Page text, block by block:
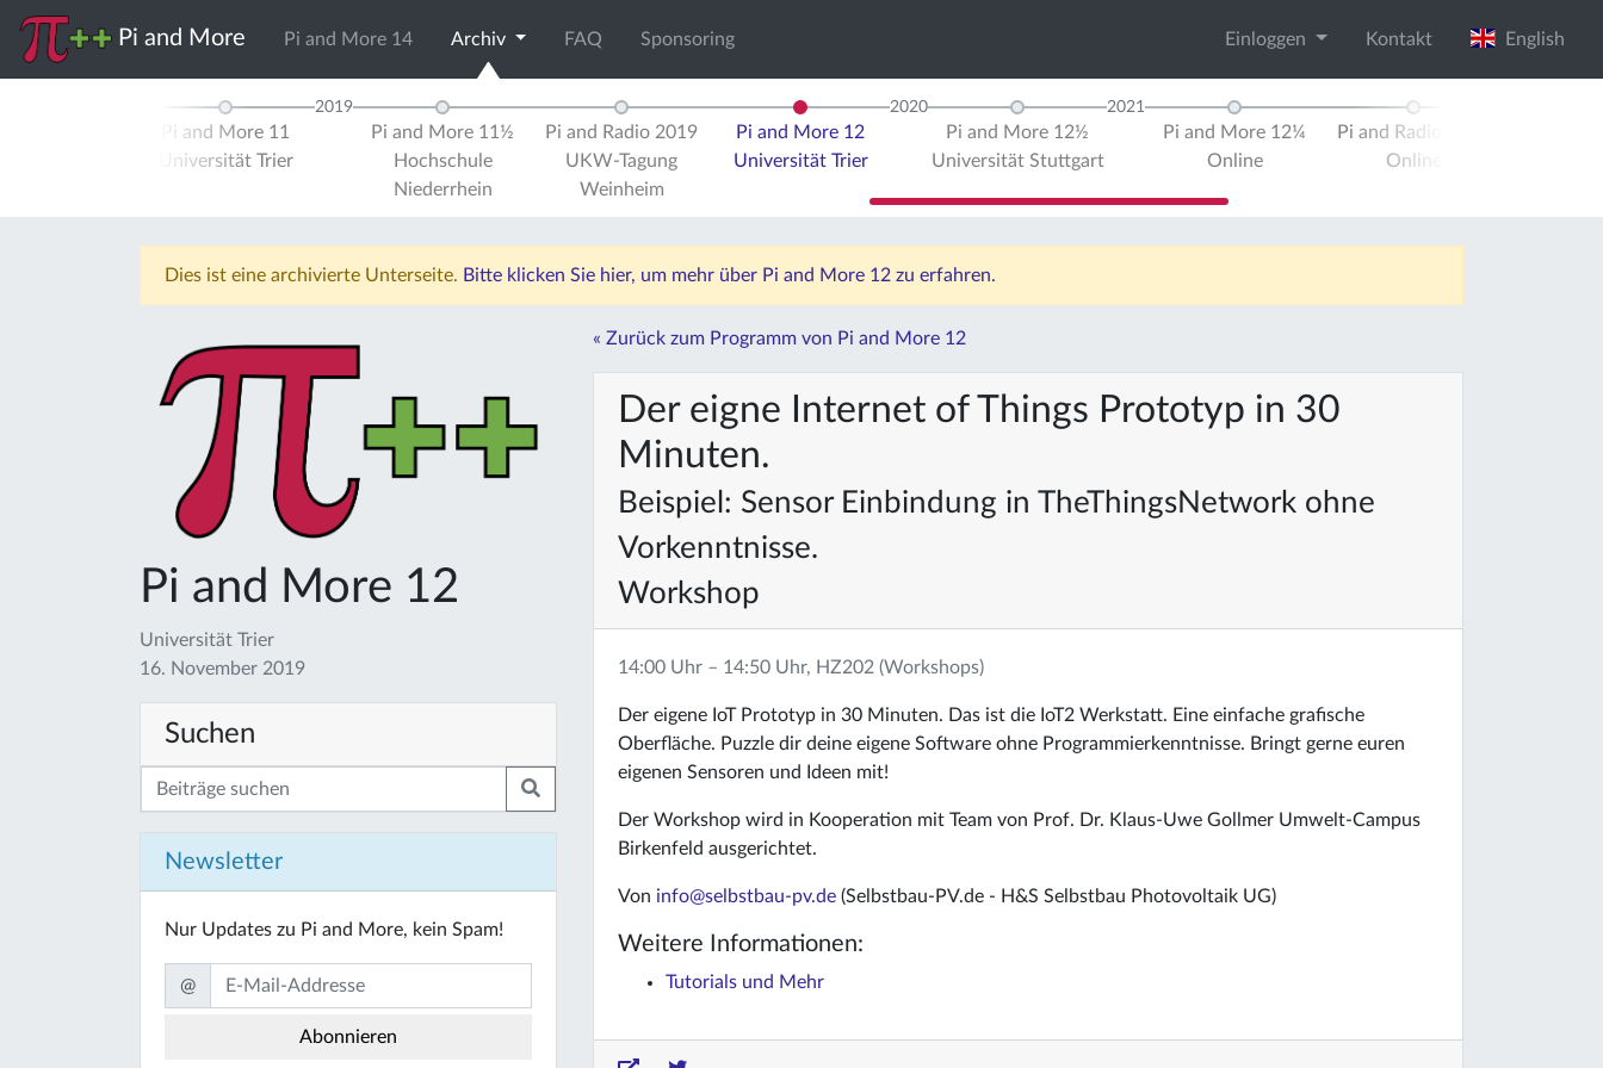
Pi and More Pi and More 14 Archiv FAQ Sponsoring Einloggen Kontakt English
Pi and More 11
Universität Trier
2019
Pi and More 11½
Hochschule
Niederrhein
Pi and Radio 2019
UKW-Tagung
Weinheim
Pi and More 12
Universität Trier
2020
Pi and More 12½
Universität Stuttgart
2021
Pi and More 12¼
Online
Pi and Radio 2021
Online
Dies ist eine archivierte Unterseite. Bitte klicken Sie hier, um mehr über Pi and More 12 zu erfahren.
Pi and More 12
Universität Trier
16. November 2019
Suchen
Newsletter
Nur Updates zu Pi and More, kein Spam!
@
« Zurück zum Programm von Pi and More 12
Der eigne Internet of Things Prototyp in 30
Minuten.
Beispiel: Sensor Einbindung in TheThingsNetwork ohne
Vorkenntnisse.
Workshop
14:00 Uhr – 14:50 Uhr, HZ202 (Workshops)
Der eigene IoT Prototyp in 30 Minuten. Das ist die IoT2 Werkstatt. Eine einfache grafische
Oberfläche. Puzzle dir deine eigene Software ohne Programmierkenntnisse. Bringt gerne euren
eigenen Sensoren und Ideen mit!
Der Workshop wird in Kooperation mit Team von Prof. Dr. Klaus-Uwe Gollmer Umwelt-Campus
Birkenfeld ausgerichtet.
Von info@selbstbau-pv.de (Selbstbau-PV.de - H&S Selbstbau Photovoltaik UG)
Weitere Informationen:
Tutorials und Mehr